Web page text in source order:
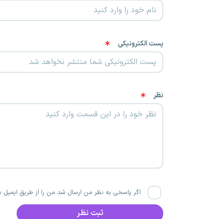
پست الکترونیکی
نظر
اگر پاسخی به نظر من ارسال شد من را از طریق ایمیل